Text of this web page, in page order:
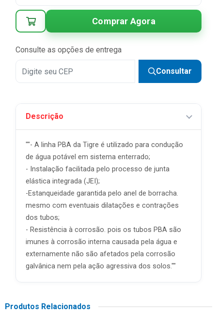
Comprar Agora
Consulte as opções de entrega
Consultar
Descrição
""- A linha PBA da Tigre é utilizado para condução
de água potável em sistema enterrado;
- Instalação facilitada pelo processo de junta
elástica integrada (JEI);
-Estanqueidade garantida pelo anel de borracha.
mesmo com eventuais dilatações e contrações
dos tubos;
- Resistência à corrosão. pois os tubos PBA são
imunes à corrosão interna causada pela água e
externamente não são afetados pela corrosão
galvânica nem pela ação agressiva dos solos.""
Produtos Relacionados